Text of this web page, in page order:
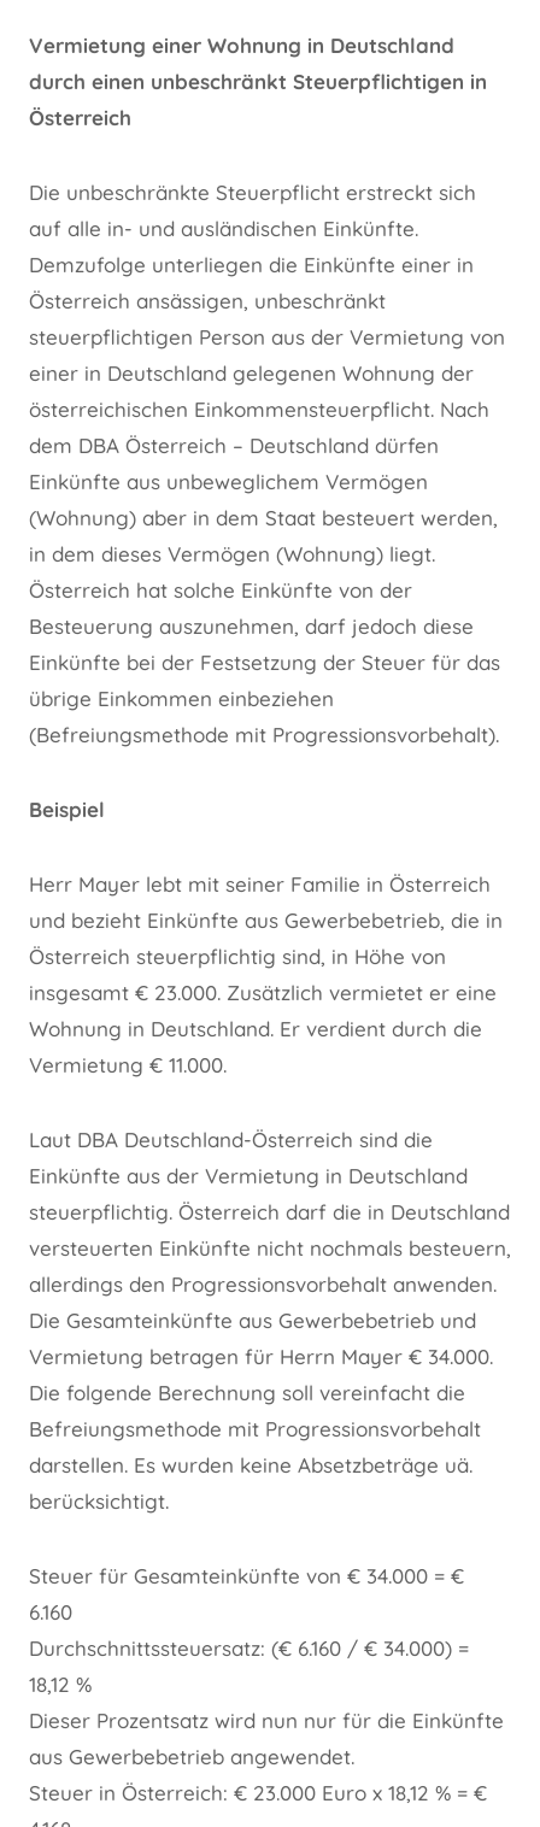
Vermietung einer Wohnung in Deutschland
durch einen unbeschränkt Steuerpflichtigen in
Österreich
Die unbeschränkte Steuerpflicht erstreckt sich
auf alle in- und ausländischen Einkünfte.
Demzufolge unterliegen die Einkünfte einer in
Österreich ansässigen, unbeschränkt
steuerpflichtigen Person aus der Vermietung von
einer in Deutschland gelegenen Wohnung der
österreichischen Einkommensteuerpflicht. Nach
dem DBA Österreich – Deutschland dürfen
Einkünfte aus unbeweglichem Vermögen
(Wohnung) aber in dem Staat besteuert werden,
in dem dieses Vermögen (Wohnung) liegt.
Österreich hat solche Einkünfte von der
Besteuerung auszunehmen, darf jedoch diese
Einkünfte bei der Festsetzung der Steuer für das
übrige Einkommen einbeziehen
(Befreiungsmethode mit Progressionsvorbehalt).
Beispiel
Herr Mayer lebt mit seiner Familie in Österreich
und bezieht Einkünfte aus Gewerbebetrieb, die in
Österreich steuerpflichtig sind, in Höhe von
insgesamt € 23.000. Zusätzlich vermietet er eine
Wohnung in Deutschland. Er verdient durch die
Vermietung € 11.000.
Laut DBA Deutschland-Österreich sind die
Einkünfte aus der Vermietung in Deutschland
steuerpflichtig. Österreich darf die in Deutschland
versteuerten Einkünfte nicht nochmals besteuern,
allerdings den Progressionsvorbehalt anwenden.
Die Gesamteinkünfte aus Gewerbebetrieb und
Vermietung betragen für Herrn Mayer € 34.000.
Die folgende Berechnung soll vereinfacht die
Befreiungsmethode mit Progressionsvorbehalt
darstellen. Es wurden keine Absetzbeträge uä.
berücksichtigt.
Steuer für Gesamteinkünfte von € 34.000 = €
6.160
Durchschnittssteuersatz: (€ 6.160 / € 34.000) =
18,12 %
Dieser Prozentsatz wird nun nur für die Einkünfte
aus Gewerbebetrieb angewendet.
Steuer in Österreich: € 23.000 Euro x 18,12 % = €